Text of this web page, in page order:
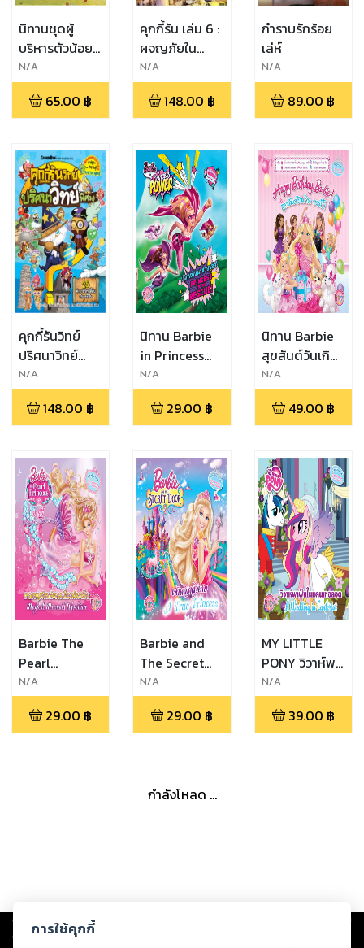
นิทานชุดผู้
บริหารตัวน้อย
เรื่อง การหาเงิน
N/A
65.00 ฿
คุกกี้รัน เล่ม 6 :
ผจญภัยใน
เอเธนส์
N/A
148.00 ฿
กำราบรักร้อย
เล่ห์
N/A
89.00 ฿
คุกกี้รันวิทย์
ปริศนาวิทย์
พิศวง
N/A
148.00 ฿
นิทาน Barbie
in Princess
POWER เจ้า
หญิงมาช่วย
แล้ว!
N/A
29.00 ฿
นิทาน Barbie
สุขสันต์วันเกิด
บาร์บี้! Happy
Birthday,
Barbie!
N/A
49.00 ฿
Barbie The
Pearl
Princess บาร์บี้
เจ้าหญิงเงือก
น้อยกับไข่มุก
N/A
29.00 ฿
Barbie and
The Secret
Door เจ้าหญิง
ผู้วิเศษ A True
Princess
N/A
29.00 ฿
MY LITTLE
PONY วิวาห์พา
ฝันในแคนเท
อลอต A
Wedding in
N/A
39.00 ฿
กำลังโหลด ...
Copyright © 2026
ต่อผลงานหรือเนื้อหาใดที่อัปโหลดผ่านเว็บไซต์และปรากฏว่าละเมิดสิทธิใน
การใช้คุกกี้